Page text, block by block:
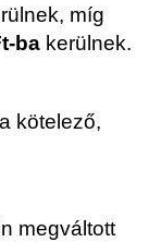
míg
ba kerülnek.
kötelező,
megváltott